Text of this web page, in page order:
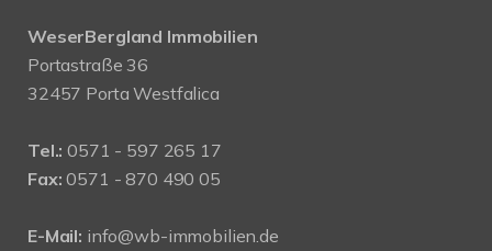
WeserBergland Immobilien
Portastraße 36
32457 Porta Westfalica
Tel.: 0571 - 597 265 17
Fax: 0571 - 870 490 05
E-Mail: info@wb-immobilien.de